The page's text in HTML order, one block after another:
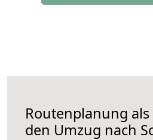
Routenplanung
den Umzug nach